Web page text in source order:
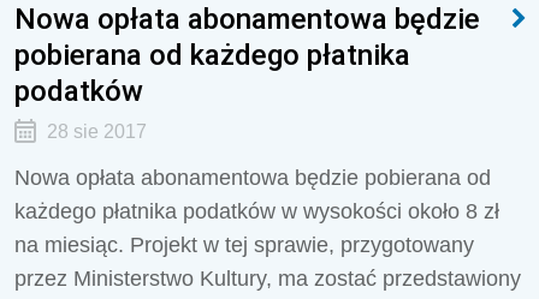
Nowa opłata abonamentowa będzie
pobierana od każdego płatnika
podatków
28 sie 2017
Nowa opłata abonamentowa będzie pobierana od
każdego płatnika podatków w wysokości około 8 zł
na miesiąc. Projekt w tej sprawie, przygotowany
przez Ministerstwo Kultury, ma zostać przedstawiony